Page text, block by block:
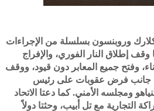
وروبنسون بسلسلة من الإجراءات
وقف إطلاق النار الفوري، والإفراج
وفتح جميع المعابر دون قيود، ووقف
جانب فرض عقوبات على رئيس
ومجلسه الأمني. كما دعتا الاتحاد
التجارية مع تل أبيب، وحثتا دولاً